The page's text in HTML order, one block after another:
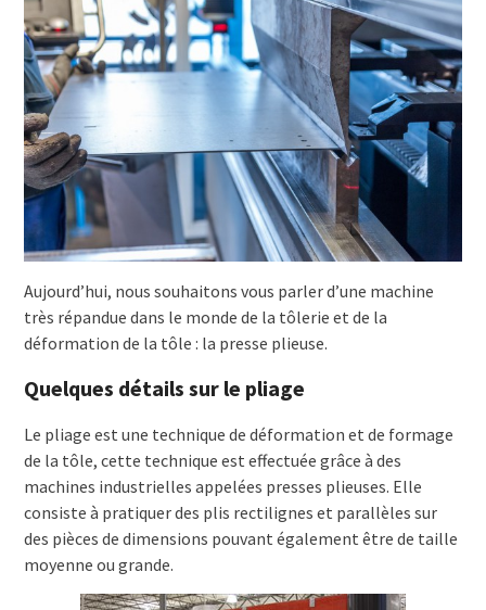
Aujourd’hui, nous souhaitons vous parler d’une machine
très répandue dans le monde de la tôlerie et de la
déformation de la tôle : la presse plieuse.
Quelques détails sur le pliage
Le pliage est une technique de déformation et de formage
de la tôle, cette technique est effectuée grâce à des
machines industrielles appelées presses plieuses. Elle
consiste à pratiquer des plis rectilignes et parallèles sur
des pièces de dimensions pouvant également être de taille
moyenne ou grande.